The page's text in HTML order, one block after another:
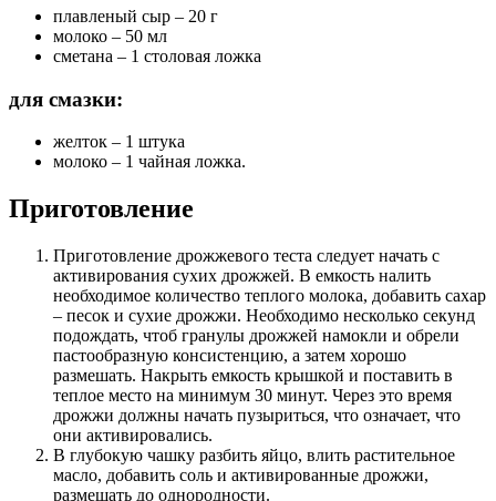
плавленый сыр – 20 г
молоко – 50 мл
сметана – 1 столовая ложка
для смазки:
желток – 1 штука
молоко – 1 чайная ложка.
Приготовление
Приготовление дрожжевого теста следует начать с
активирования сухих дрожжей. В емкость налить
необходимое количество теплого молока, добавить сахар
– песок и сухие дрожжи. Необходимо несколько секунд
подождать, чтоб гранулы дрожжей намокли и обрели
пастообразную консистенцию, а затем хорошо
размешать. Накрыть емкость крышкой и поставить в
теплое место на минимум 30 минут. Через это время
дрожжи должны начать пузыриться, что означает, что
они активировались.
В глубокую чашку разбить яйцо, влить растительное
масло, добавить соль и активированные дрожжи,
размешать до однородности.